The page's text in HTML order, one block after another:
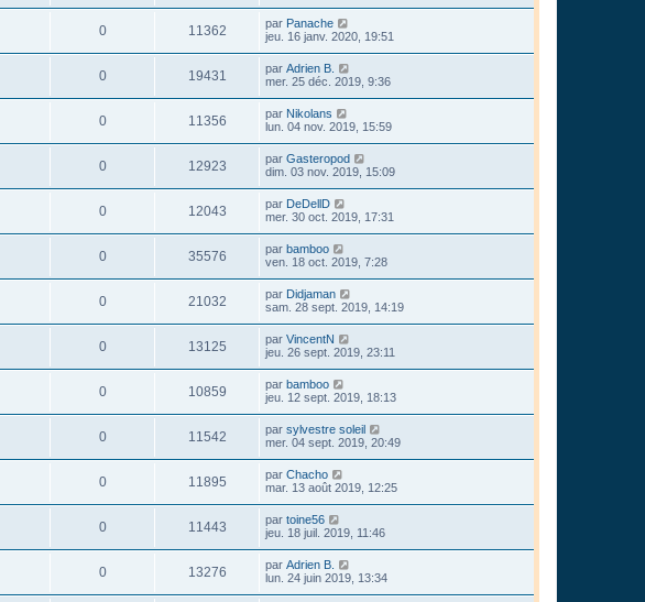
0 11362 par Panache
jeu. 16 janv. 2020, 19:51
0 19431 par Adrien B.
mer. 25 déc. 2019, 9:36
0 11356 par Nikolans
lun. 04 nov. 2019, 15:59
0 12923 par Gasteropod
dim. 03 nov. 2019, 15:09
0 12043 par DeDellD
mer. 30 oct. 2019, 17:31
0 35576 par bamboo
ven. 18 oct. 2019, 7:28
0 21032 par Didjaman
sam. 28 sept. 2019, 14:19
0 13125 par VincentN
jeu. 26 sept. 2019, 23:11
0 10859 par bamboo
jeu. 12 sept. 2019, 18:13
0 11542 par sylvestre soleil
mer. 04 sept. 2019, 20:49
0 11895 par Chacho
mar. 13 août 2019, 12:25
0 11443 par toine56
jeu. 18 juil. 2019, 11:46
0 13276 par Adrien B.
lun. 24 juin 2019, 13:34